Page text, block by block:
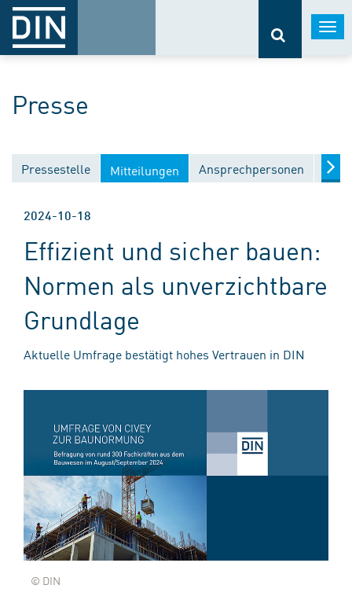
Presse
Pressestelle Mitteilungen Ansprechpersonen
2024-10-18
Effizient und sicher bauen:
Normen als unverzichtbare
Grundlage
Aktuelle Umfrage bestätigt hohes Vertrauen in DIN
© DIN